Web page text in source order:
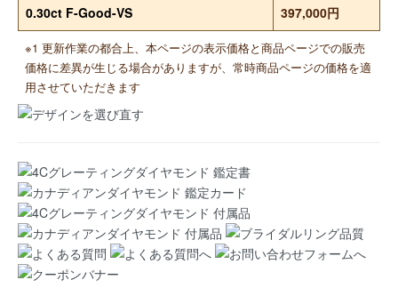
0.30ct F-Good-VS
397,000円
※1 更新作業の都合上、本ページの表示価格と商品ページでの販売
価格に差異が生じる場合がありますが、常時商品ページの価格を適
用させていただきます